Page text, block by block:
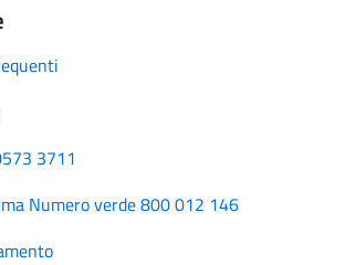
3711
Numero verde 800 012 146